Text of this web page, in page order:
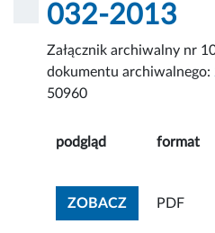
032-2013
Załącznik archiwalny nr
dokumentu archiwalnego:
50960
podgląd format
ZOBACZZOBACZ
PDF